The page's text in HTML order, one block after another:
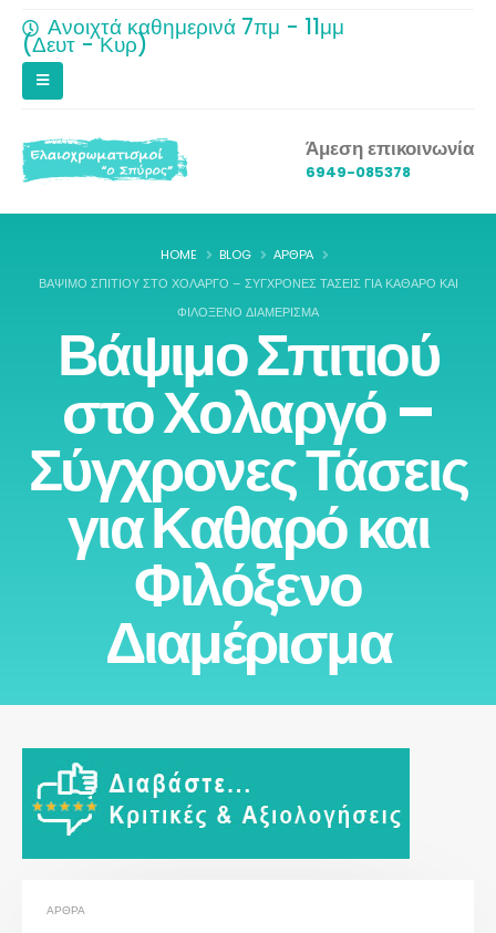
Ανοιχτά καθημερινά 7πμ - 11μμ
(Δευτ - Κυρ)
Άμεση επικοινωνία
6949-085378
HOME BLOG
ΆΡΘΡΑ
ΒΆΨΙΜΟ ΣΠΙΤΙΟΎ ΣΤΟ ΧΟΛΑΡΓΌ – ΣΎΓΧΡΟΝΕΣ ΤΆΣΕΙΣ ΓΙΑ ΚΑΘΑΡΌ ΚΑΙ
ΦΙΛΌΞΕΝΟ ΔΙΑΜΈΡΙΣΜΑ
Βάψιμο Σπιτιού
στο Χολαργό –
Σύγχρονες Τάσεις
για Καθαρό και
Φιλόξενο
Διαμέρισμα
ΆΡΘΡΑ